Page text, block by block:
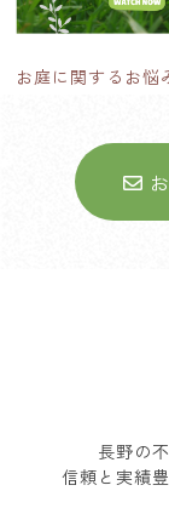
お庭に関するお悩
長野の
信頼と実績